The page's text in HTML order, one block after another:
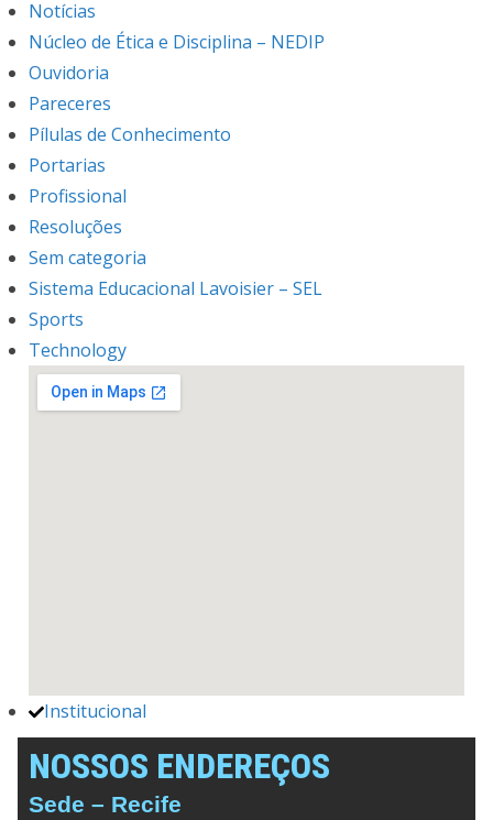
Notícias
Núcleo de Ética e Disciplina – NEDIP
Ouvidoria
Pareceres
Pílulas de Conhecimento
Portarias
Profissional
Resoluções
Sem categoria
Sistema Educacional Lavoisier – SEL
Sports
Technology
Institucional
NOSSOS ENDEREÇOS
Sede – Recife